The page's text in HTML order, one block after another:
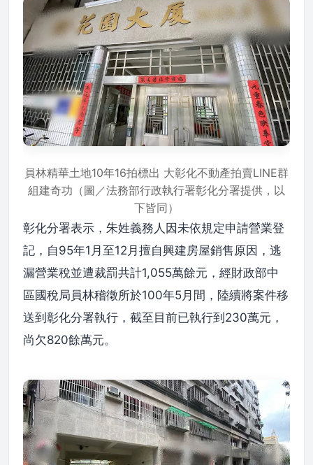
員林精華土地10年16拍標出 大彰化不動產拍賣LINE群
組建奇功（圖／法務部行政執行署彰化分署提供，以
下皆同）
彰化分署表示，朱姓義務人因未依規定申請營業登
記，自95年1月至12月擅自興建房屋銷售原因，逃
漏營業稅並遭裁罰共計1,055萬餘元，經財政部中
區國稅局員林稽徵所於100年5月間，陸續將案件移
送到彰化分署執行，截至目前已執行到230萬元，
尚欠820餘萬元。